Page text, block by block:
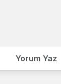
Yorum Yaz